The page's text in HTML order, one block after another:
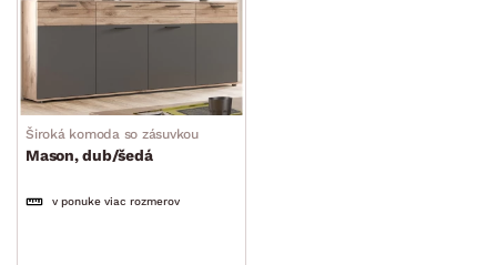
Široká komoda so zásuvkou
Mason, dub/šedá
v ponuke viac rozmerov